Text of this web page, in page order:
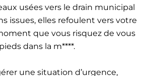
usées vers le drain municipal
issues, elles refoulent vers votre
que vous risquez de vous
dans la m****.
une situation d’urgence,